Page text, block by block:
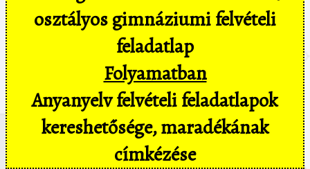
osztályos gimnáziumi felvételi
feladatlap
Folyamatban
Anyanyelv felvételi feladatlapok
kereshetősége, maradékának
címkézése